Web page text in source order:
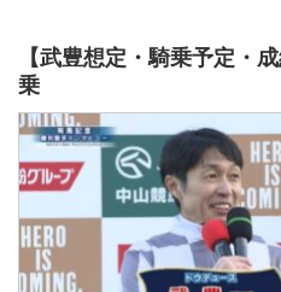
【武豊想定・騎乗予定・
乗